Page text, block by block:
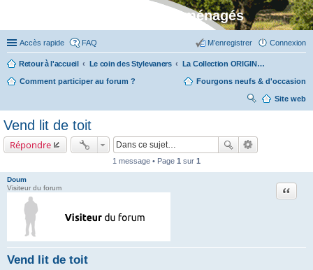
Stylevan - Vans aménagés
Accès rapide FAQ Connexion
M’enregistrer
Retour à l'accueil Le coin des Stylevaners La Collection ORIGIN (fabriquée dans notre atelier à Auxerre)
Comment participer au forum ? Fourgons neufs & d'occasion
Site web
ch
Vend lit de toit
Répondre
1 message • Page 1 sur 1
Doum
Visiteur du forum
Vend lit de toit
Citation